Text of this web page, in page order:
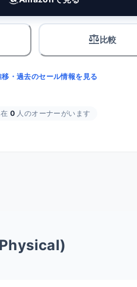
balance 比較
移・過去のセール情報を見る
0 人のオーナーがいます